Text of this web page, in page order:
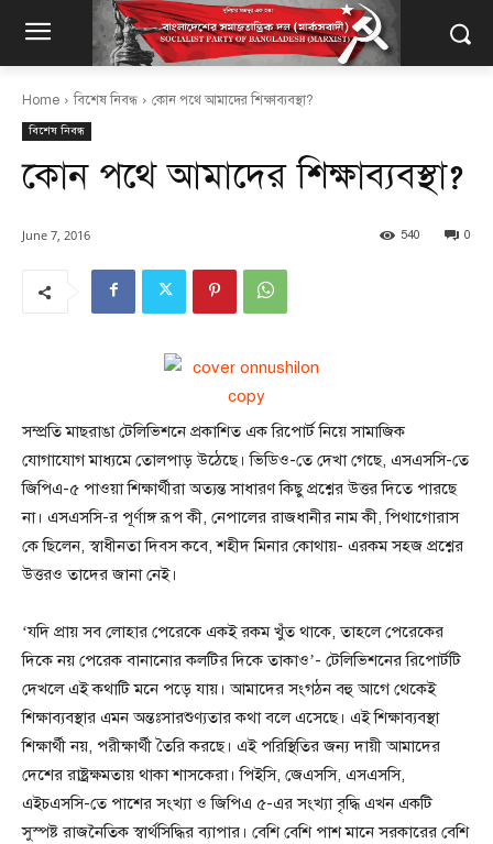
Home বিশেষ নিবন্ধ কোন পথে আমাদের শিক্ষাব্যবস্থা?
বিশেষ নিবন্ধ
কোন পথে আমাদের শিক্ষাব্যবস্থা?
June 7, 2016 0
540
সম্প্রতি মাছরাঙা টেলিভিশনে প্রকাশিত এক রিপোর্ট নিয়ে সামাজিক
যোগাযোগ মাধ্যমে তোলপাড় উঠেছে। ভিডিও-তে দেখা গেছে, এসএসসি-তে
জিপিএ-৫ পাওয়া শিক্ষার্থীরা অত্যন্ত সাধারণ কিছু প্রশ্নের উত্তর দিতে পারছে
না। এসএসসি-র পূর্ণাঙ্গ রূপ কী, নেপালের রাজধানীর নাম কী, পিথাগোরাস
কে ছিলেন, স্বাধীনতা দিবস কবে, শহীদ মিনার কোথায়- এরকম সহজ প্রশ্নের
উত্তরও তাদের জানা নেই।
‘যদি প্রায় সব লোহার পেরেকে একই রকম খুঁত থাকে, তাহলে পেরেকের
দিকে নয় পেরেক বানানোর কলটির দিকে তাকাও’- টেলিভিশনের রিপোর্টটি
দেখলে এই কথাটি মনে পড়ে যায়। আমাদের সংগঠন বহু আগে থেকেই
শিক্ষাব্যবস্থার এমন অন্তঃসারশুণ্যতার কথা বলে এসেছে। এই শিক্ষাব্যবস্থা
শিক্ষার্থী নয়, পরীক্ষার্থী তৈরি করছে। এই পরিস্থিতির জন্য দায়ী আমাদের
দেশের রাষ্ট্রক্ষমতায় থাকা শাসকেরা। পিইসি, জেএসসি, এসএসসি,
এইচএসসি-তে পাশের সংখ্যা ও জিপিএ ৫-এর সংখ্যা বৃদ্ধি এখন একটি
সুস্পষ্ট রাজনৈতিক স্বার্থসিদ্ধির ব্যাপার। বেশি বেশি পাশ মানে সরকারের বেশি